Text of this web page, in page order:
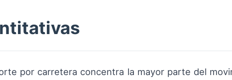
por carretera concentra la mayor parte del